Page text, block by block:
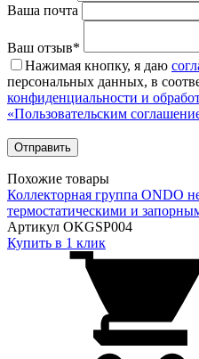
Ваша почта
Ваш отзыв*
Нажимая кнопку, я даю
персональных данных, в
конфиденциальности и
«Пользовательским
Похожие товары
Коллекторная группа ONDO
термостатическими и
Артикул OKGSP004
Купить в 1 клик